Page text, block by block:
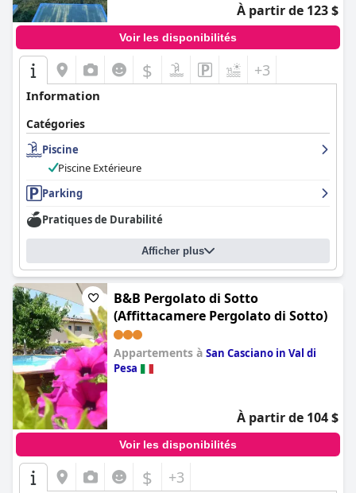
À partir de 123 $
Voir les disponibilités
$ +3
Information
Catégories
Piscine
Piscine Extérieure
Parking
Pratiques de Durabilité
Afficher plus
B&B Pergolato di Sotto
(Affittacamere Pergolato di Sotto)
Appartements à San Casciano in Val di
Pesa
À partir de 104 $
Voir les disponibilités
$ +3